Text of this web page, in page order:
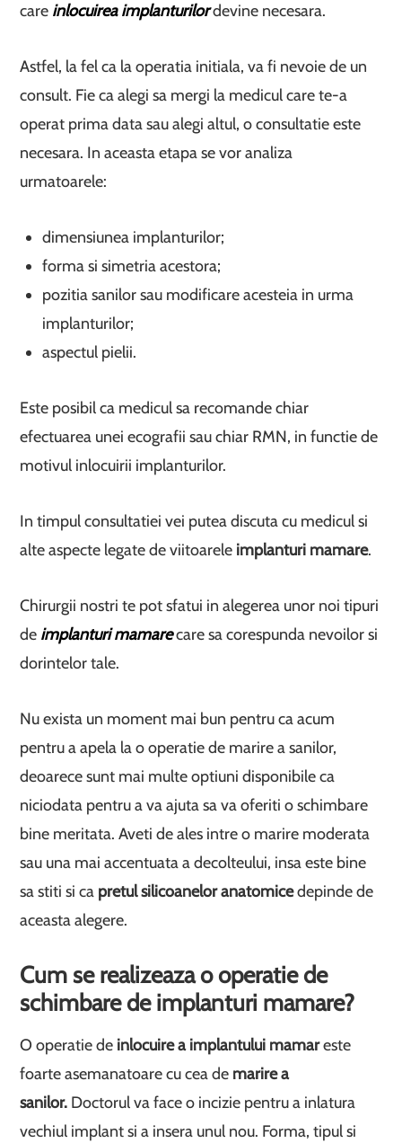
care inlocuirea implanturilordevine necesara.
Astfel, la fel ca la operatia initiala, va fi nevoie de un
consult. Fie ca alegi sa mergi la medicul care te-a
operat prima data sau alegi altul, o consultatie este
necesara. In aceasta etapa se vor analiza
urmatoarele:
dimensiunea implanturilor;
forma si simetria acestora;
pozitia sanilor sau modificare acesteia in urma
implanturilor;
aspectul pielii.
Este posibil ca medicul sa recomande chiar
efectuarea unei ecografii sau chiar RMN, in functie de
motivul inlocuirii implanturilor.
In timpul consultatiei vei putea discuta cu medicul si
alte aspecte legate de viitoarele implanturi mamare.
Chirurgii nostri te pot sfatui in alegerea unor noi tipuri
de implanturi mamarecare sa corespunda nevoilor si
dorintelor tale.
Nu exista un moment mai bun pentru ca acum
pentru a apela la o operatie de marire a sanilor,
deoarece sunt mai multe optiuni disponibile ca
niciodata pentru a va ajuta sa va oferiti o schimbare
bine meritata. Aveti de ales intre o marire moderata
sau una mai accentuata a decolteului, insa este bine
sa stiti si ca pretul silicoanelor anatomicedepinde de
aceasta alegere.
Cum se realizeaza o operatie de
schimbare de implanturi mamare?
O operatie de inlocuire a implantului mamareste
foarte asemanatoare cu cea de marire a
sanilor. Doctorul va face o incizie pentru a inlatura
vechiul implant si a insera unul nou. Forma, tipul si